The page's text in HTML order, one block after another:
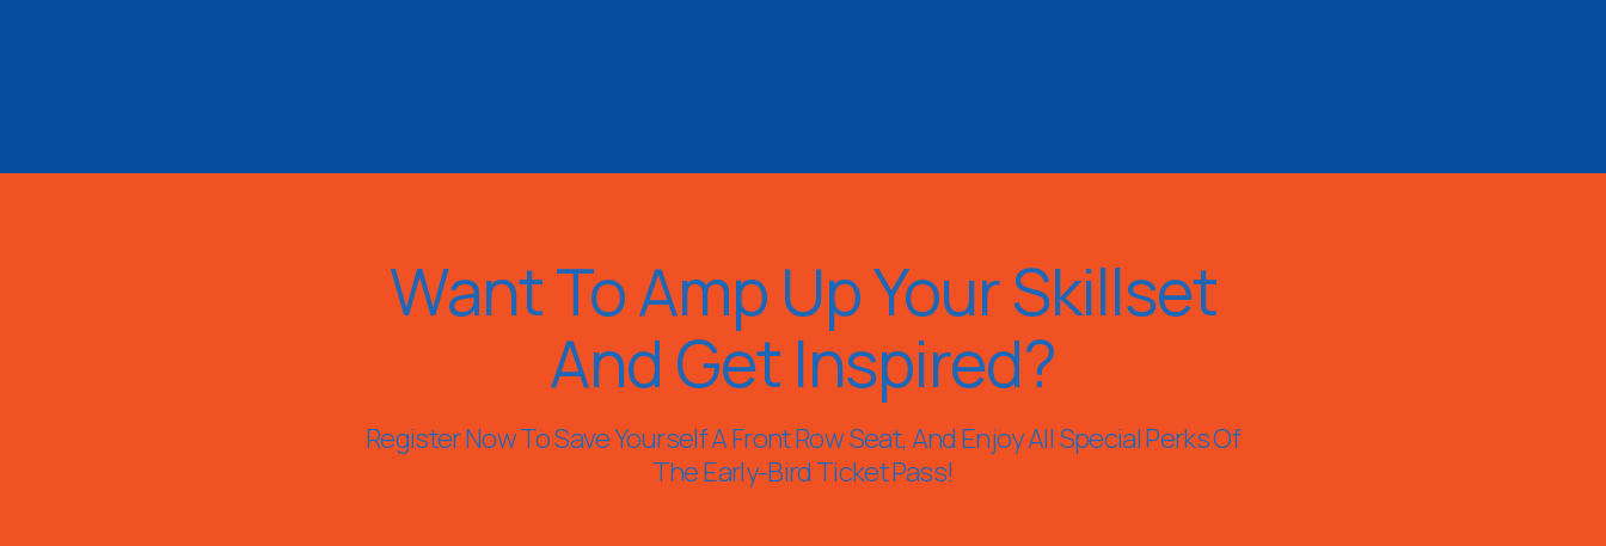
Want To Amp Up Your Skillset
And Get Inspired?
Register Now To Save Yourself A Front Row Seat, And Enjoy All Special Perks Of
The Early-Bird Ticket Pass!